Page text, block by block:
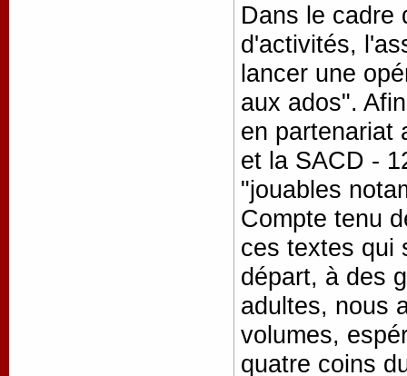
Dans le cadre
d'activités,
lancer une
aux ados".
en partenariat
et la SACD -
"jouables
Compte tenu
ces textes qui
départ, à des
adultes, nous
volumes,
quatre coins